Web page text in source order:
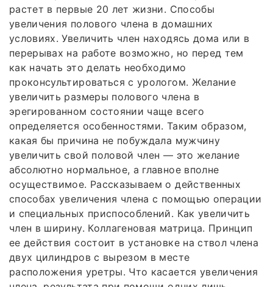
растет в первые 20 лет жизни. Способы
увеличения полового члена в домашних
условиях. Увеличить член находясь дома или в
перерывах на работе возможно, но перед тем
как начать это делать необходимо
проконсультироваться с урологом. Желание
увеличить размеры полового члена в
эрегированном состоянии чаще всего
определяется особенностями. Таким образом,
какая бы причина не побуждала мужчину
увеличить свой половой член — это желание
абсолютно нормальное, а главное вполне
осуществимое. Рассказываем о действенных
способах увеличения члена с помощью операции
и специальных приспособлений. Как увеличить
член в ширину. Коллагеновая матрица. Принцип
ее действия состоит в установке на ствол члена
двух цилиндров с вырезом в месте
расположения уретры. Что касается увеличения